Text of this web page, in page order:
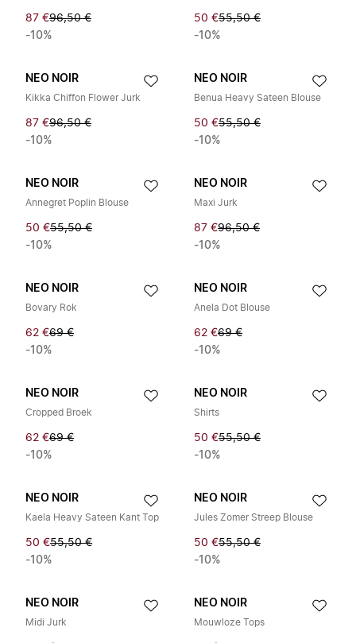
87 €96,50 €
-10%
50 €55,50 €
-10%
NEO NOIR
Kikka Chiffon Flower Jurk
87 €96,50 €
-10%
NEO NOIR
Benua Heavy Sateen Blouse
50 €55,50 €
-10%
NEO NOIR
Annegret Poplin Blouse
50 €55,50 €
-10%
NEO NOIR
Maxi Jurk
87 €96,50 €
-10%
NEO NOIR
Bovary Rok
62 €69 €
-10%
NEO NOIR
Anela Dot Blouse
62 €69 €
-10%
NEO NOIR
Cropped Broek
62 €69 €
-10%
NEO NOIR
Shirts
50 €55,50 €
-10%
NEO NOIR
Kaela Heavy Sateen Kant Top
50 €55,50 €
-10%
NEO NOIR
Jules Zomer Streep Blouse
50 €55,50 €
-10%
NEO NOIR
Midi Jurk
NEO NOIR
Mouwloze Tops